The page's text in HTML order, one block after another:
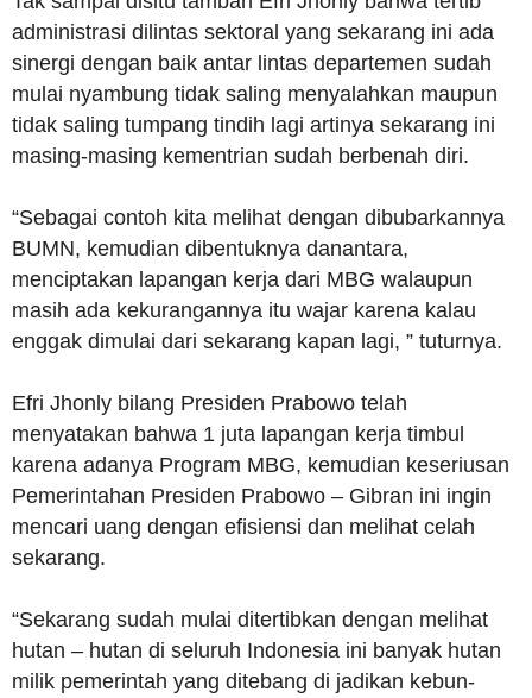
administrasi dilintas sektoral yang sekarang ini ada
sinergi dengan baik antar lintas departemen sudah
mulai nyambung tidak saling menyalahkan maupun
tidak saling tumpang tindih lagi artinya sekarang ini
masing-masing kementrian sudah berbenah diri.
“Sebagai contoh kita melihat dengan dibubarkannya
BUMN, kemudian dibentuknya danantara,
menciptakan lapangan kerja dari MBG walaupun
masih ada kekurangannya itu wajar karena kalau
enggak dimulai dari sekarang kapan lagi, ” tuturnya.
Efri Jhonly bilang Presiden Prabowo telah
menyatakan bahwa 1 juta lapangan kerja timbul
karena adanya Program MBG, kemudian keseriusan
Pemerintahan Presiden Prabowo – Gibran ini ingin
mencari uang dengan efisiensi dan melihat celah
sekarang.
“Sekarang sudah mulai ditertibkan dengan melihat
hutan – hutan di seluruh Indonesia ini banyak hutan
milik pemerintah yang ditebang di jadikan kebun-